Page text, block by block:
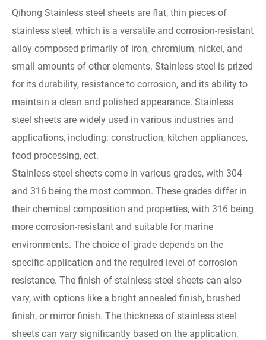
Qihong Stainless steel sheets are flat, thin pieces of
stainless steel, which is a versatile and corrosion-resistant
alloy composed primarily of iron, chromium, nickel, and
small amounts of other elements. Stainless steel is prized
for its durability, resistance to corrosion, and its ability to
maintain a clean and polished appearance. Stainless
steel sheets are widely used in various industries and
applications, including: construction, kitchen appliances,
food processing, ect.
Stainless steel sheets come in various grades, with 304
and 316 being the most common. These grades differ in
their chemical composition and properties, with 316 being
more corrosion-resistant and suitable for marine
environments. The choice of grade depends on the
specific application and the required level of corrosion
resistance. The finish of stainless steel sheets can also
vary, with options like a bright annealed finish, brushed
finish, or mirror finish. The thickness of stainless steel
sheets can vary significantly based on the application,